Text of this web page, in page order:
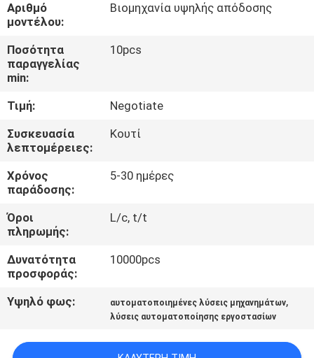
ΜΑΣ
ΕΛΆΤΕ
ΣΕ
ΜΕ
ΕΙΔΉΣΕΙΣ
ΖΗΤΉΣΤΕ
ΈΝΑ
ΑΠΌΣΠΑΣΜΑ
SITEMAP
ΠΟΛΙΤΙΚΉ
Αριθμό
μοντέλου:
Βιομηχανία υψηλής απόδοσης
Ποσότητα
παραγγελίας
min:
10pcs
Τιμή:
Negotiate
Συσκευασία
λεπτομέρειες:
Κουτί
Χρόνος
παράδοσης:
5-30 ημέρες
Όροι
πληρωμής:
L/c, t/t
Δυνατότητα
προσφοράς:
10000pcs
Υψηλό φως: αυτοματοποιημένες λύσεις μηχανημάτων,
λύσεις αυτοματοποίησης εργοστασίων